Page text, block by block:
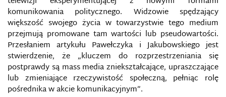
komunikowania politycznego. Widzowie spędzający
większość swojego życia w towarzystwie tego medium
przejmują promowane tam wartości lub pseudowartości.
Przesłaniem artykułu Pawełczyka i Jakubowskiego jest
stwierdzenie, że „kluczem do rozprzestrzeniania się
postprawdy są mass media zniekształcające, upraszczające
lub zmieniające rzeczywistość społeczną, pełniąc rolę
pośrednika w akcie komunikacyjnym”.
MEDIA SPOŁECZNOŚCIOWE
MEDIA TRADYCYJNE I KONWERGENTNE JAKO
NARZĘDZIE IMPLEMENTACJI AGRESJI
INFORMACYJNEJ
MEDIA W SYTUACJACH KRYZYSOWYCH